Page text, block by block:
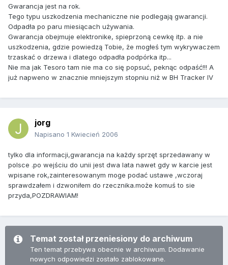
Gwarancja jest na rok.
Tego typu uszkodzenia mechaniczne nie podlegają gwarancji.
Odpadła po paru miesiącach używania.
Gwarancja obejmuje elektronike, spieprzoną cewkę itp. a nie
uszkodzenia, gdzie powiedzą Tobie, że mogłeś tym wykrywaczem
trzaskać o drzewa i dlatego odpadła podpórka itp...
Nie ma jak Tesoro tam nie ma co się popsuć, peknąc odpaść!!! A
już napweno w znacznie mniejszym stopniu niż w BH Tracker IV
jorg
Napisano 1 Kwiecień 2006
tylko dla informacji,gwarancja na każdy sprzęt sprzedawany w
polsce .po wejściu do unii jest dwa lata nawet gdy w karcie jest
wpisane rok,zainteresowanym moge podać ustawe ,wczoraj
sprawdzałem i dzwoniłem do rzecznika.może komuś to sie
przyda,POZDRAWIAM!
Temat został przeniesiony do archiwum
Ten temat przebywa obecnie w archiwum. Dodawanie
nowych odpowiedzi zostało zablokowane.